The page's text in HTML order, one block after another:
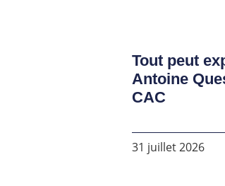
Tout peut
Antoine
CAC
31 juillet 2026